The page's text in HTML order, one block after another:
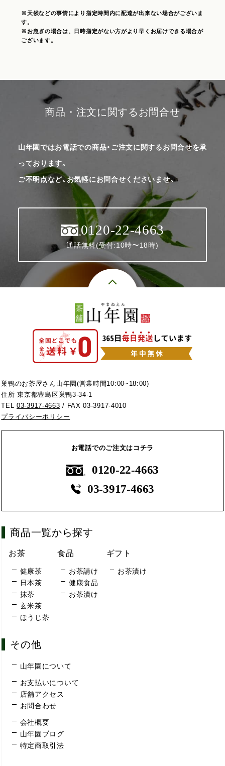
※天候などの事情により指定時間内に配達が出来ない場合がございま
す。
※お急ぎの場合は、日時指定がない方がより早くお届けできる場合が
ございます。
商品・注文に関するお問合せ
山年園ではお電話での商品・ご注文に関するお問合せを承
っております。
ご不明点など、お気軽にお問合せくださいませ。
0120-22-4663
通話無料(受付:10時〜18時)
巣鴨のお茶屋さん山年園(営業時間10:00~18:00)
住所 東京都豊島区巣鴨3-34-1
TEL03-3917-4663 / FAX 03-3917-4010
プライバシーポリシー
お電話でのご注文はコチラ
0120-22-4663
03-3917-4663
商品一覧から探す
お茶
健康茶
日本茶
抹茶
玄米茶
ほうじ茶
食品
お茶請け
健康食品
お茶漬け
ギフト
お茶漬け
その他
山年園について
お支払いについて
店舗アクセス
お問合わせ
会社概要
山年園ブログ
特定商取引法